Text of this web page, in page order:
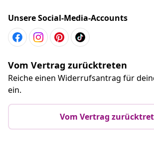
Unsere Social-Media-Accounts
Vom Vertrag zurücktreten
Reiche einen Widerrufsantrag für
ein.
Vom Vertrag